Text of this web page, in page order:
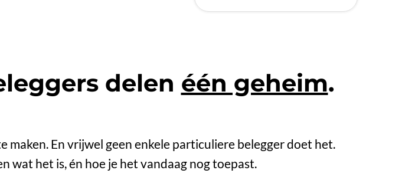
delen één geheim.
En vrijwel geen enkele particuliere belegger doet het.
wat het is, én hoe je het vandaag nog toepast.